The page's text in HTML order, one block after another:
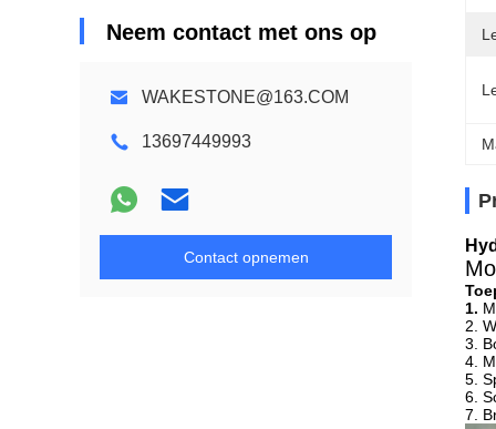
Neem contact met ons op
WAKESTONE@163.COM
13697449993
Contact opnemen
1.
2.
3.
4.
5.
6.
7.